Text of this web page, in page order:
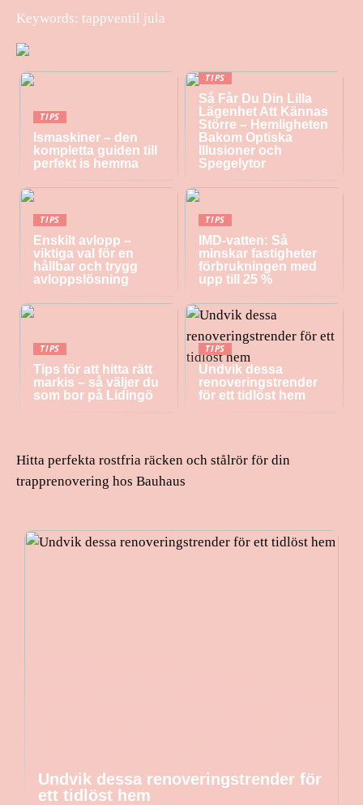
Keywords: tappventil jula
TIPS
Ismaskiner – den
kompletta guiden till
perfekt is hemma
TIPS
Så Får Du Din Lilla
Lägenhet Att Kännas
Större – Hemligheten
Bakom Optiska
Illusioner och
Spegelytor
TIPS
Enskilt avlopp –
viktiga val för en
hållbar och trygg
avloppslösning
TIPS
IMD-vatten: Så
minskar fastigheter
förbrukningen med
upp till 25 %
TIPS
Tips för att hitta rätt
markis – så väljer du
som bor på Lidingö
TIPS
Undvik dessa
renoveringstrender
för ett tidlöst hem
Hitta perfekta rostfria räcken och stålrör för din
trapprenovering hos Bauhaus
Undvik dessa renoveringstrender för
ett tidlöst hem